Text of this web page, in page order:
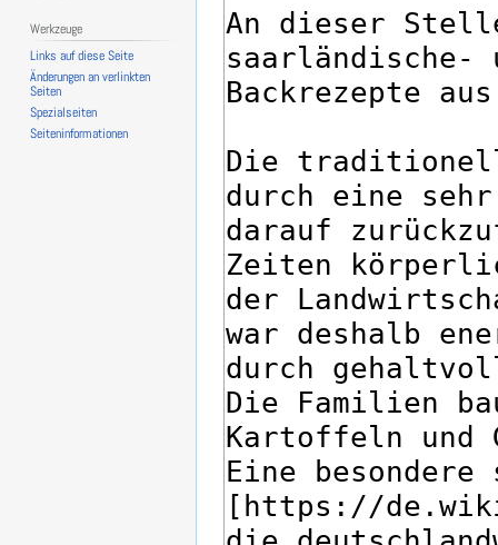
Werkzeuge
Links auf diese Seite
Änderungen an verlinkten
Seiten
Spezialseiten
Seiten­­informationen